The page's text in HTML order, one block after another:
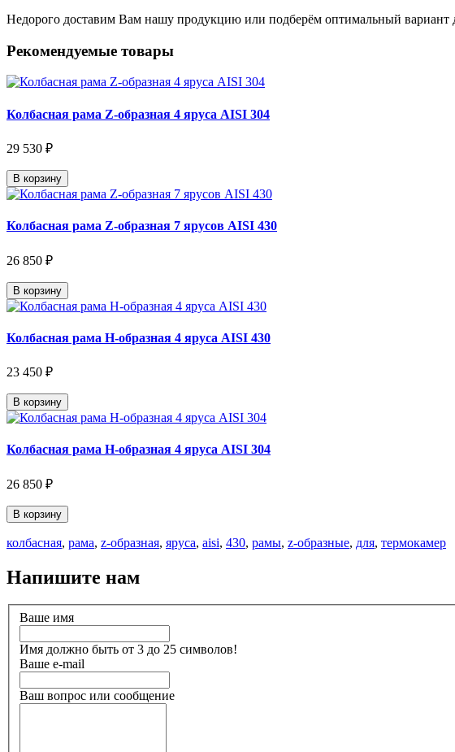
Недорого доставим Вам нашу продукцию или подберём оптимальный вариант
Рекомендуемые товары
Колбасная рама Z-образная 4 яруса AISI 304
29 530 ₽
В корзину
Колбасная рама Z-образная 7 ярусов AISI 430
26 850 ₽
В корзину
Колбасная рама Н-образная 4 яруса AISI 430
23 450 ₽
В корзину
Колбасная рама Н-образная 4 яруса AISI 304
26 850 ₽
В корзину
колбасная, рама, z-образная, яруса, aisi, 430, рамы, z-образные, для, термокамер
Напишите нам
Ваше имя
Имя должно быть от 3 до 25 символов!
Ваше e-mail
Ваш вопрос или сообщение